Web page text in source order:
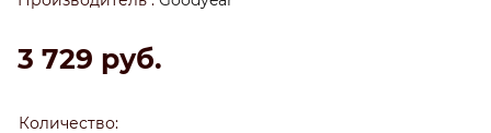
3 729 руб.
Количество: